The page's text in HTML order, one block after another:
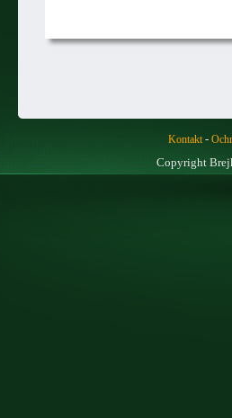
Kontakt-
Copyright